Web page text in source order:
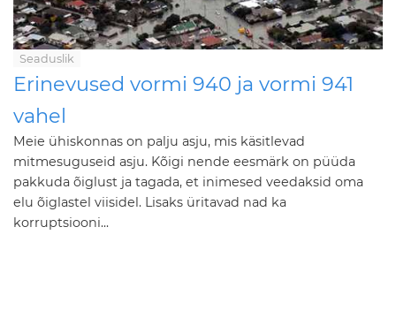
Seaduslik
Erinevused vormi 940 ja vormi 941
vahel
Meie ühiskonnas on palju asju, mis käsitlevad
mitmesuguseid asju. Kõigi nende eesmärk on püüda
pakkuda õiglust ja tagada, et inimesed veedaksid oma
elu õiglastel viisidel. Lisaks üritavad nad ka
korruptsiooni...